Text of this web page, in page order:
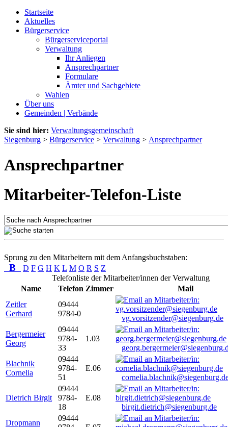
Startseite
Aktuelles
Bürgerservice
Bürgerserviceportal
Verwaltung
Ihr Anliegen
Ansprechpartner
Formulare
Ämter und Sachgebiete
Wahlen
Über uns
Gemeinden | Verbände
Sie sind hier: Verwaltungsgemeinschaft
Siegenburg > Bürgerservice > Verwaltung > Ansprechpartner
Ansprechpartner
Mitarbeiter-Telefon-Liste
Sprung zu den Mitarbeitern mit dem Anfangsbuchstaben:
B D F G H K L M O R S Z
Telefonliste der Mitarbeiter/innen der Verwaltung
Name
Telefon Zimmer
Mail
Zeitler
Gerhard
09444
9784-0
vg.vorsitzender@siegenburg.de
Bergermeier
Georg
09444
9784-
33
1.03
Blachnik
Cornelia
09444
9784-
51
E.06
Dietrich Birgit
09444
9784-
18
E.08
birgit.dietrich@siegenburg.de
Dropmann
09444